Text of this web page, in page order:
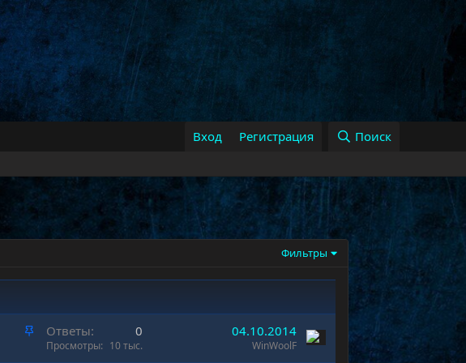
Вход Регистрация Поиск
Фильтры
З
Ответы 0
Просмотры 10 тыс.
04.10.2014
WinWoolF